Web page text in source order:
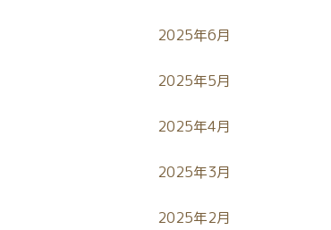
2025年6月
2025年5月
2025年4月
2025年3月
2025年2月